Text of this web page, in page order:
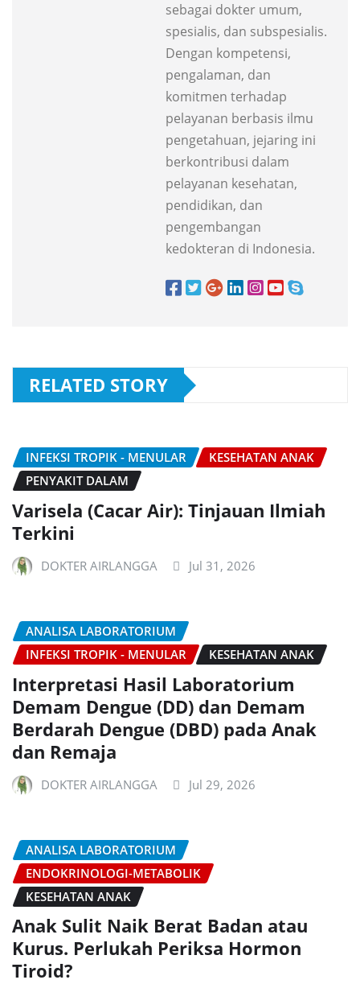
sebagai dokter umum,
spesialis, dan subspesialis.
Dengan kompetensi,
pengalaman, dan
komitmen terhadap
pelayanan berbasis ilmu
pengetahuan, jejaring ini
berkontribusi dalam
pelayanan kesehatan,
pendidikan, dan
pengembangan
kedokteran di Indonesia.
RELATED STORY
INFEKSI TROPIK - MENULAR
KESEHATAN ANAK
PENYAKIT DALAM
Varisela (Cacar Air): Tinjauan Ilmiah
Terkini
DOKTER AIRLANGGA Jul 31, 2026
ANALISA LABORATORIUM
INFEKSI TROPIK - MENULAR
KESEHATAN ANAK
Interpretasi Hasil Laboratorium
Demam Dengue (DD) dan Demam
Berdarah Dengue (DBD) pada Anak
dan Remaja
DOKTER AIRLANGGA Jul 29, 2026
ANALISA LABORATORIUM
ENDOKRINOLOGI-METABOLIK
KESEHATAN ANAK
Anak Sulit Naik Berat Badan atau
Kurus. Perlukah Periksa Hormon
Tiroid?